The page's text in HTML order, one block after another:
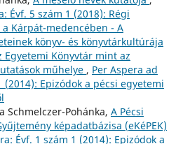
Évf. 5 szám 1 (2018): Régi
Kárpát-medencében - A
könyv- és könyvtárkultúrája
Egyetemi Könyvtár mint az
műhelye , Per Aspera ad
(2014): Epizódok a pécsi egyetemi
Schmelczer-Pohánka, A Pécsi
képadatbázisa (eKéPEK)
Évf. 1 szám 1 (2014): Epizódok a